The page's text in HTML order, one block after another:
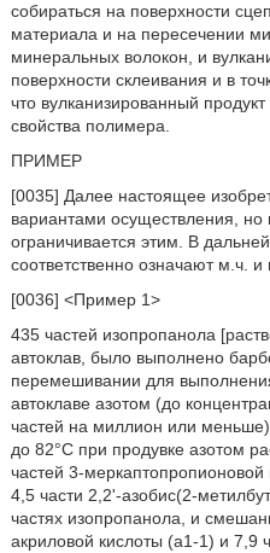
собираться на поверхности
материала и на пересечении
минеральных волокон, и
поверхности склеивания и в
что вулканизированный
свойства полимера.
ПРИМЕР
[0035] Далее настоящее
вариантами осуществления,
ограничивается этим. В
соответственно означают м.ч. и
[0036] <Пример 1>
435 частей изопропанола
автоклав, было выполнено
перемешивании для
автоклаве азотом (до
частей на миллион или
до 82°C при продувке азотом
частей 3-
4,5 части 2,2'-азобис(2-
частях изопропанола, и
акриловой кислоты (a1-1) и 7,9